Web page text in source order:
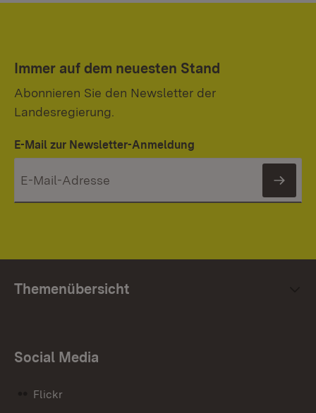
Immer auf dem neuesten Stand
Abonnieren Sie den Newsletter der
Landesregierung.
E-Mail zur Newsletter-Anmeldung
Themenübersicht
Social Media
Flickr